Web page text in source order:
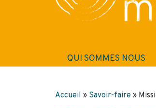
QUI SOMMES NOUS
Accueil » Savoir-faire »